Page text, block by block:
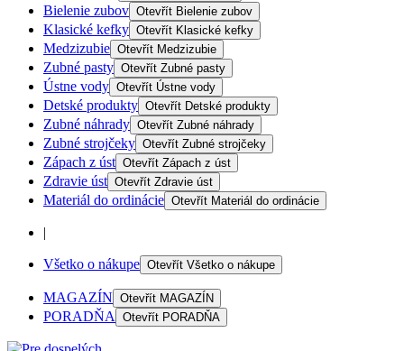
Bielenie zubov Otevřít Bielenie zubov
Klasické kefky Otevřít Klasické kefky
Medzizubie Otevřít Medzizubie
Zubné pasty Otevřít Zubné pasty
Ústne vody Otevřít Ústne vody
Detské produkty Otevřít Detské produkty
Zubné náhrady Otevřít Zubné náhrady
Zubné strojčeky Otevřít Zubné strojčeky
Zápach z úst Otevřít Zápach z úst
Zdravie úst Otevřít Zdravie úst
Materiál do ordinácie Otevřít Materiál do ordinácie
|
Všetko o nákupe Otevřít Všetko o nákupe
MAGAZÍN Otevřít MAGAZÍN
PORADŇA Otevřít PORADŇA